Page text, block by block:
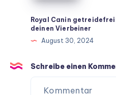
Rezepte
für
ein
langes
Royal Canin
deinen Vierbeiner
August 30, 2024
Schreibe einen